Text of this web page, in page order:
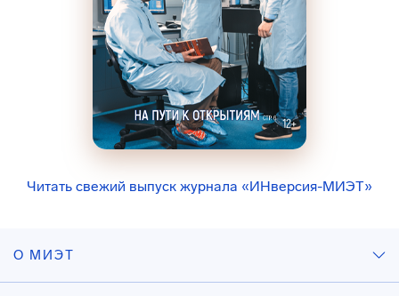
Читать свежий выпуск журнала «ИНверсия-МИЭТ»
О МИЭТ